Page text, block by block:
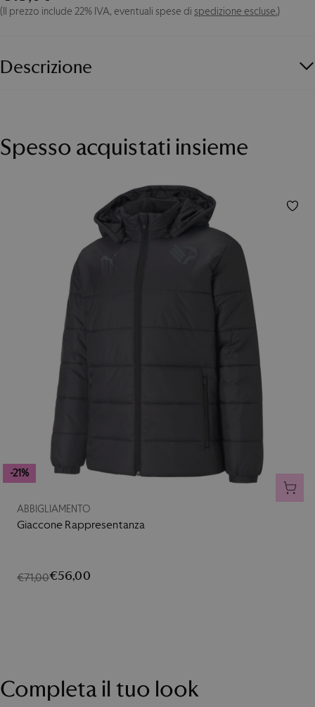
Nera
quantità
(Il prezzo include 22% IVA, eventuali spese di spedizione escluse.)
Descrizione
Spesso acquistati insieme
-21%
ABBIGLIAMENTO
Giaccone Rappresentanza
€71,00€56,00
Completa il tuo look